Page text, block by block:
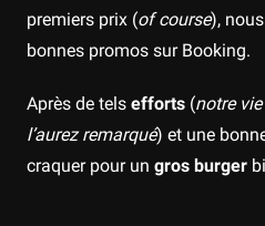
premiers prix (of course),
bonnes promos sur Booking.
Après de tels efforts (notre
l’aurez remarqué) et une
craquer pour un gros burger